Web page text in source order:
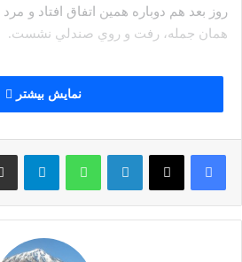
روز بعد هم دوباره همين اتفاق افتاد و
همان جمله، رفت و روي صندلي نشست.
و روز بعد و روز بعد.
مي داد. بعد از مدتي مايكل ديگر نمي
كند و بايد با او برخورد مي كرد. اما
آمد؟.
پايان تابستان، مايكل به اندازه كافي
نمایش بیشتر
لینکداین واتس آپ تلگرام